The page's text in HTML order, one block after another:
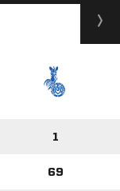
1
69